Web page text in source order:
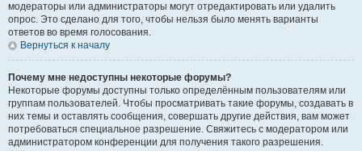
модераторы или администраторы могут отредактировать или удалить
опрос. Это сделано для того, чтобы нельзя было менять варианты
ответов во время голосования.
Вернуться к началу
Почему мне недоступны некоторые форумы?
Некоторые форумы доступны только определённым пользователям или
группам пользователей. Чтобы просматривать такие форумы, создавать в
них темы и оставлять сообщения, совершать другие действия, вам может
потребоваться специальное разрешение. Свяжитесь с модератором или
администратором конференции для получения такого разрешения.